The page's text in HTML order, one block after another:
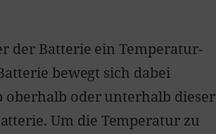
der Batterie ein Temperatur-
bewegt sich dabei
oberhalb oder unterhalb dieser
Um die Temperatur zu